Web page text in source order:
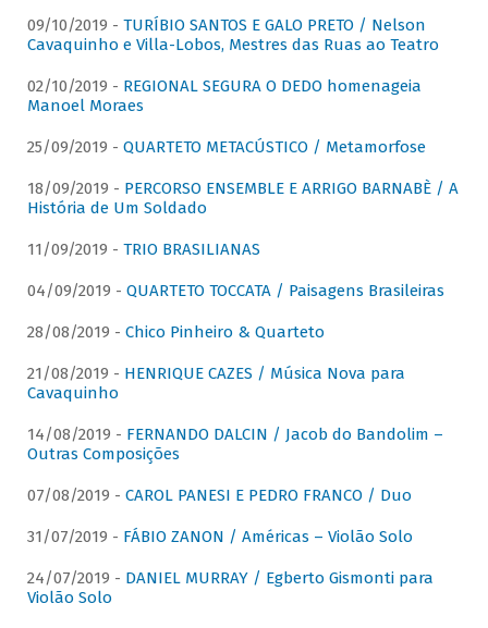
09/10/2019 - TURÍBIO SANTOS E GALO PRETO / Nelson
Cavaquinho e Villa-Lobos, Mestres das Ruas ao Teatro
02/10/2019 - REGIONAL SEGURA O DEDO homenageia
Manoel Moraes
25/09/2019 - QUARTETO METACÚSTICO / Metamorfose
18/09/2019 - PERCORSO ENSEMBLE E ARRIGO BARNABÈ / A
História de Um Soldado
11/09/2019 - TRIO BRASILIANAS
04/09/2019 - QUARTETO TOCCATA / Paisagens Brasileiras
28/08/2019 - Chico Pinheiro & Quarteto
21/08/2019 - HENRIQUE CAZES / Música Nova para
Cavaquinho
14/08/2019 - FERNANDO DALCIN / Jacob do Bandolim –
Outras Composições
07/08/2019 - CAROL PANESI E PEDRO FRANCO / Duo
31/07/2019 - FÁBIO ZANON / Américas – Violão Solo
24/07/2019 - DANIEL MURRAY / Egberto Gismonti para
Violão Solo